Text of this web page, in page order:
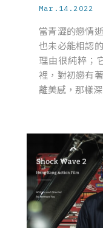
Mar.14.2022
當青澀的戀情
也未必能相認
理由很純粹；
裡，對初戀有
離美感，那樣深